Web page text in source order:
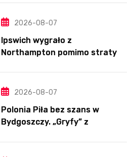
2026-08-07
Ipswich wygrało z
Northampton pomimo straty
2026-08-07
Polonia Piła bez szans w
Bydgoszczy. „Gryfy” z